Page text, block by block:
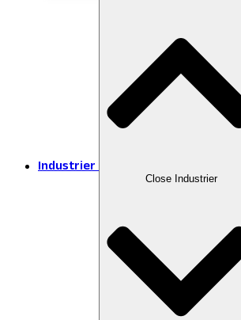
Industrier
Close Industrier